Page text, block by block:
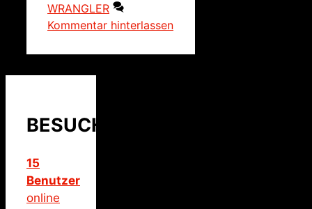
WRANGLER
Kommentar hinterlassen
BESUCHER
15
Benutzer
online